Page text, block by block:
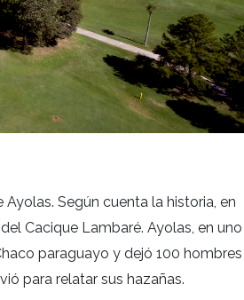
Según cuenta la historia, en
Cacique Lambaré. Ayolas, en uno
paraguayo y dejó 100 hombres
para relatar sus hazañas.